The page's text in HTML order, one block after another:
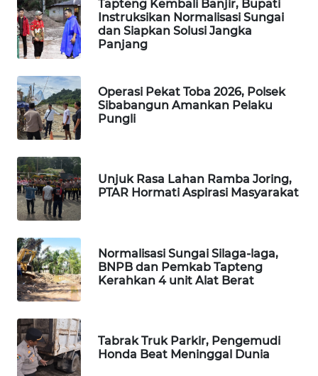
Tapteng Kembali Banjir, Bupati
Instruksikan Normalisasi Sungai
dan Siapkan Solusi Jangka
Panjang
Operasi Pekat Toba 2026, Polsek
Sibabangun Amankan Pelaku
Pungli
Unjuk Rasa Lahan Ramba Joring,
PTAR Hormati Aspirasi Masyarakat
Normalisasi Sungai Silaga-laga,
BNPB dan Pemkab Tapteng
Kerahkan 4 unit Alat Berat
Tabrak Truk Parkir, Pengemudi
Honda Beat Meninggal Dunia
PORTAL
KONSUMEN
FORWAMKI
ALPERKLINAS
FORJASIDA
TAMBANG
NEWS
SITUNGIR
NEWS
SIDIKALANG
NEWS
SIBARAGAS
NEWS